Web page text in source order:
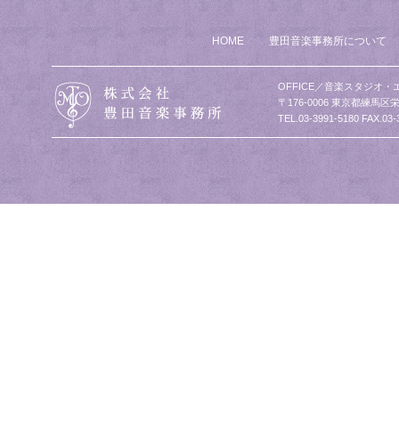
HOME 豊田音楽事務所について
OFFICE／音楽スタジオ・
〒176-0006 東京都練馬区
TEL.03-3991-5180 FAX.03-